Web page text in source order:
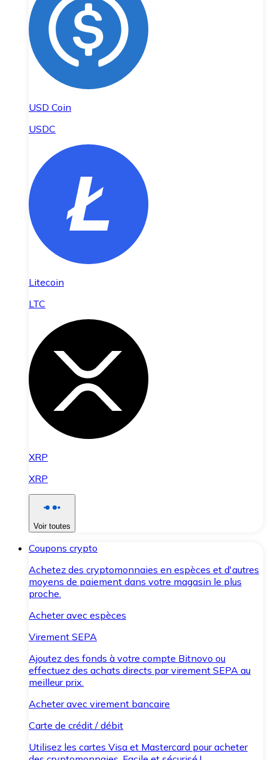
USD Coin
USDC
Litecoin
LTC
XRP
XRP
Voir toutes
Coupons crypto
Achetez des cryptomonnaies en espèces et d'autres
moyens de paiement dans votre magasin le plus
proche.
Acheter avec espèces
Virement SEPA
Ajoutez des fonds à votre compte Bitnovo ou
effectuez des achats directs par virement SEPA au
meilleur prix.
Acheter avec virement bancaire
Carte de crédit / débit
Utilisez les cartes Visa et Mastercard pour acheter